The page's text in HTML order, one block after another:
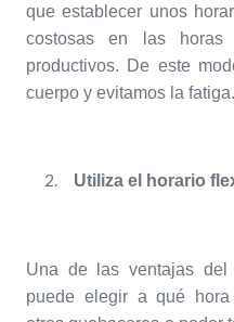
que establecer unos
costosas en las
productivos. De este
cuerpo y evitamos la fatiga.
Utiliza el horario
Una de las ventajas
puede elegir a qué hora